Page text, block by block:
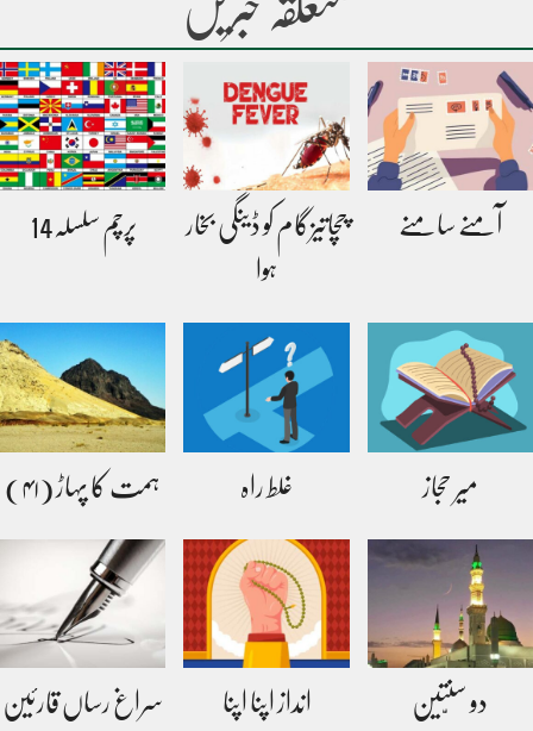
آمنے سامنے
چچاتیزگام کو ڈینگی بخار
ہوا
پرچم سلسلہ14
میر حجاز غلط راہ ہمت کا پہاڑ (۴۱)
دو سنّتین انداز اپنا اپنا سراغ رساں قارئین